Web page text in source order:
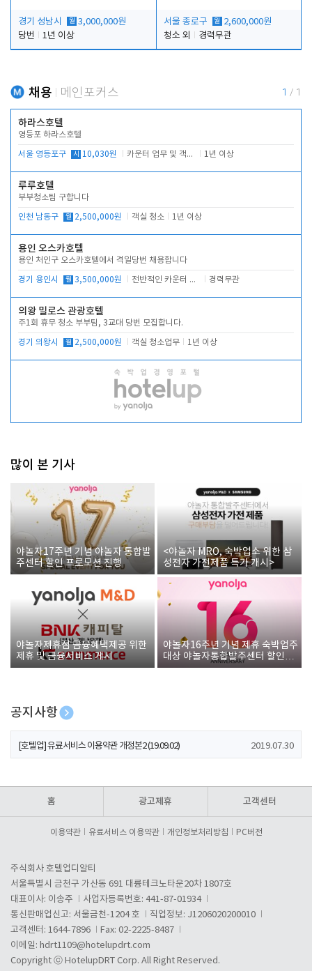
경기 성남시 월 3,000,000원
당번
1년 이상
서울 종로구 월 2,600,000원
청소 외
경력무관
채용 메인포커스 1 / 1
하라스호텔
영등포 하라스호텔
서울 영등포구 시 10,030원 카운터 업무 및 객실관리(청소상태 확인, 객실판매) 1년 이상
루루호텔
부부청소팀 구합니다
인천 남동구 월 2,500,000원 객실 청소 1년 이상
용인 오스카호텔
용인 처인구 오스카호텔에서 격일당번 채용합니다
경기 용인시 월 3,500,000원 전반적인 카운터 업무 경력무관
의왕 밀로스 관광호텔
주1회 휴무 청소 부부팀, 3교대 당번 모집합니다.
경기 의왕시 월 2,500,000원 객실 청소업무 1년 이상
많이 본 기사
야놀자17주년 기념 야놀자 통합발
주센터 할인 프로모션 진행
<야놀자 MRO, 숙박업소 위한 삼
성전자 가전제품 특가 개시>
야놀자제휴점 금융혜택제공 위한
제휴 및 금융서비스 게시
야놀자16주년 기념 제휴 숙박업주
대상 야놀자통합발주센터 할인쿠
폰 증정
공지사항
[호텔업] 개인정보 처리방침 개정본1 (19.09.02)
[호텔업] 유료서비스 이용약관 개정본2 (19.09.02) 2019.07.30
홈 광고제휴 고객센터
이용약관 유료서비스 이용약관 개인정보처리방침 PC버전
주식회사 호텔업디알티
서울특별시 금천구 가산동 691 대륭테크노타운20차 1807호
대표이사: 이송주
사업자등록번호: 441-87-01934
통신판매업신고: 서울금천-1204 호
직업정보: J1206020200010
고객센터: 1644-7896
Fax: 02-2225-8487
이메일: hdrt1109@hotelupdrt.com
Copyright ⓒ HotelupDRT Corp. All Right Reserved.